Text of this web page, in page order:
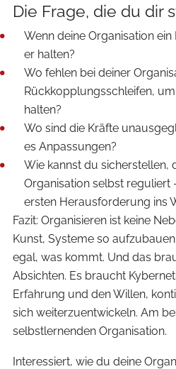
Die Frage, die du dir
Wenn deine Organisation
er halten?
Wo fehlen bei deiner
Rückkopplungsschleifen,
halten?
Wo sind die Kräfte
es Anpassungen?
Wie kannst du sicherstellen,
Organisation selbst reguliert
ersten Herausforderung ins
Fazit: Organisieren ist keine
Kunst, Systeme so
egal, was kommt. Und das
Absichten. Es braucht
Erfahrung und den Willen,
sich weiterzuentwickeln. Am
selbstlernenden Organisation.
Interessiert, wie du deine